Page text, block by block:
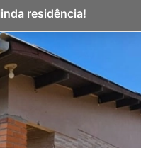
residência!